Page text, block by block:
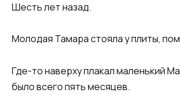
Шесть лет назад.
Молодая Тамара стояла у плиты,
Где-то наверху плакал маленький
было всего пять месяцев.